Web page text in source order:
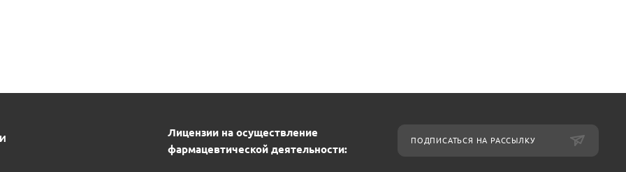
Лицензии на осуществление
фармацевтической деятельности:
ПОДПИСАТЬСЯ НА РАССЫЛКУ